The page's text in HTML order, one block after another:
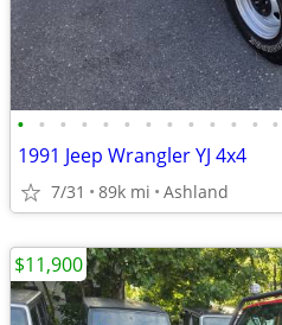
• • • • • • • • • • • • •
1991 Jeep Wrangler YJ 4x4
7/31 89k mi Ashland
$11,900